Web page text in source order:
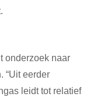
onderzoek naar
“Uit eerder
leidt tot relatief